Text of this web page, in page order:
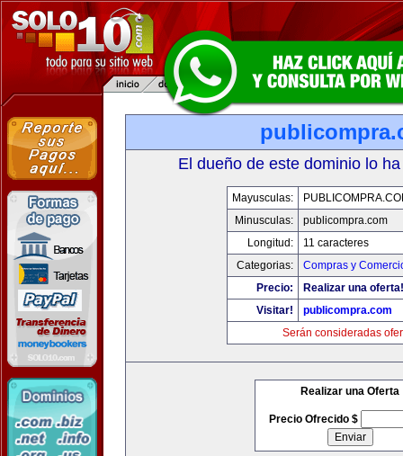
El dueño de este dominio lo
Mayusculas:
Minusculas:
publicompra.com
Longitud:
11 caracteres
Categorias:
Compras y
Precio:
Realizar una oferta!
Visitar!
publicompra.com
Serán consideradas
Realizar una Oferta
Precio Ofrecido $